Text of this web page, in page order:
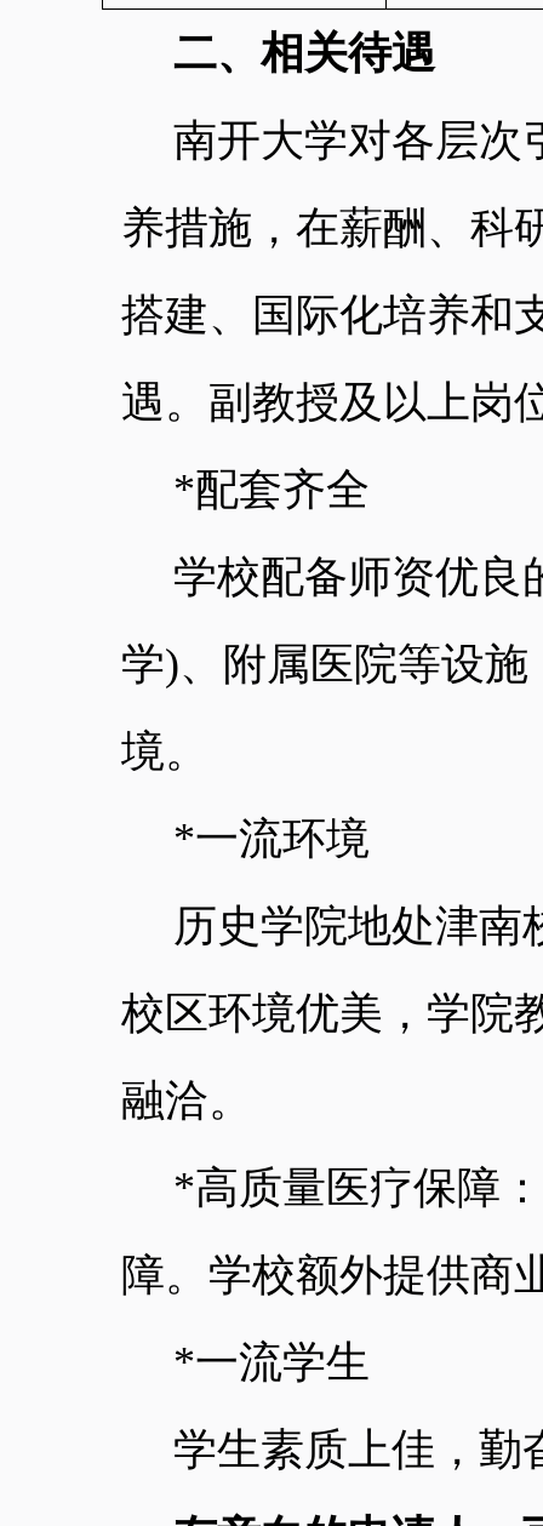
二、相关待遇
南开大学对各层次
养措施，在薪酬、科
搭建、国际化培养和
遇。副教授及以上岗
*配套齐全
学校配备师资优良
学)、附属医院等设
境。
*一流环境
历史学院地处津南
校区环境优美，学院
融洽。
*高质量医疗保障
障。学校额外提供商
*一流学生
学生素质上佳，勤